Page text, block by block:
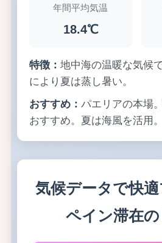
年間平均気温
18.4℃
特徴： 地中海の温暖な気候
により夏は蒸し暑い。
おすすめ： パエリアの本場
おすすめ。夏は海風を活用。
気候データで快
ペイン滞在の